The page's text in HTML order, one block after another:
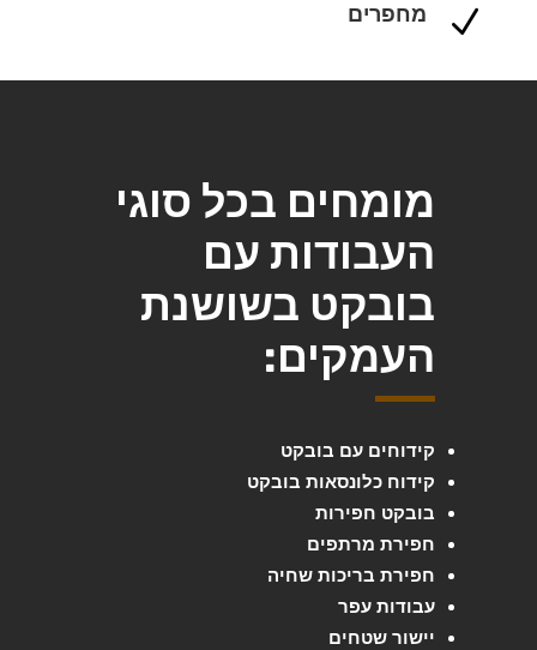
N מחפרים
מומחים בכל סוגי
העבודות עם
בובקט בשושנת
העמקים:
קידוחים עם בובקט
קידוח כלונסאות בובקט
בובקט חפירות
חפירת מרתפים
חפירת בריכות שחיה
עבודות עפר
יישור שטחים